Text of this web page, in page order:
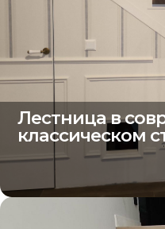
Лестница в
классическом